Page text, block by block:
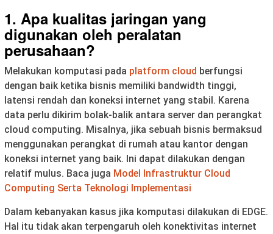
1. Apa kualitas jaringan yang
digunakan oleh peralatan
perusahaan?
Melakukan komputasi pada platform cloud berfungsi
dengan baik ketika bisnis memiliki bandwidth tinggi,
latensi rendah dan koneksi internet yang stabil. Karena
data perlu dikirim bolak-balik antara server dan perangkat
cloud computing. Misalnya, jika sebuah bisnis bermaksud
menggunakan perangkat di rumah atau kantor dengan
koneksi internet yang baik. Ini dapat dilakukan dengan
relatif mulus. Baca juga Model Infrastruktur Cloud
Computing Serta Teknologi Implementasi
Dalam kebanyakan kasus jika komputasi dilakukan di EDGE.
Hal itu tidak akan terpengaruh oleh konektivitas internet